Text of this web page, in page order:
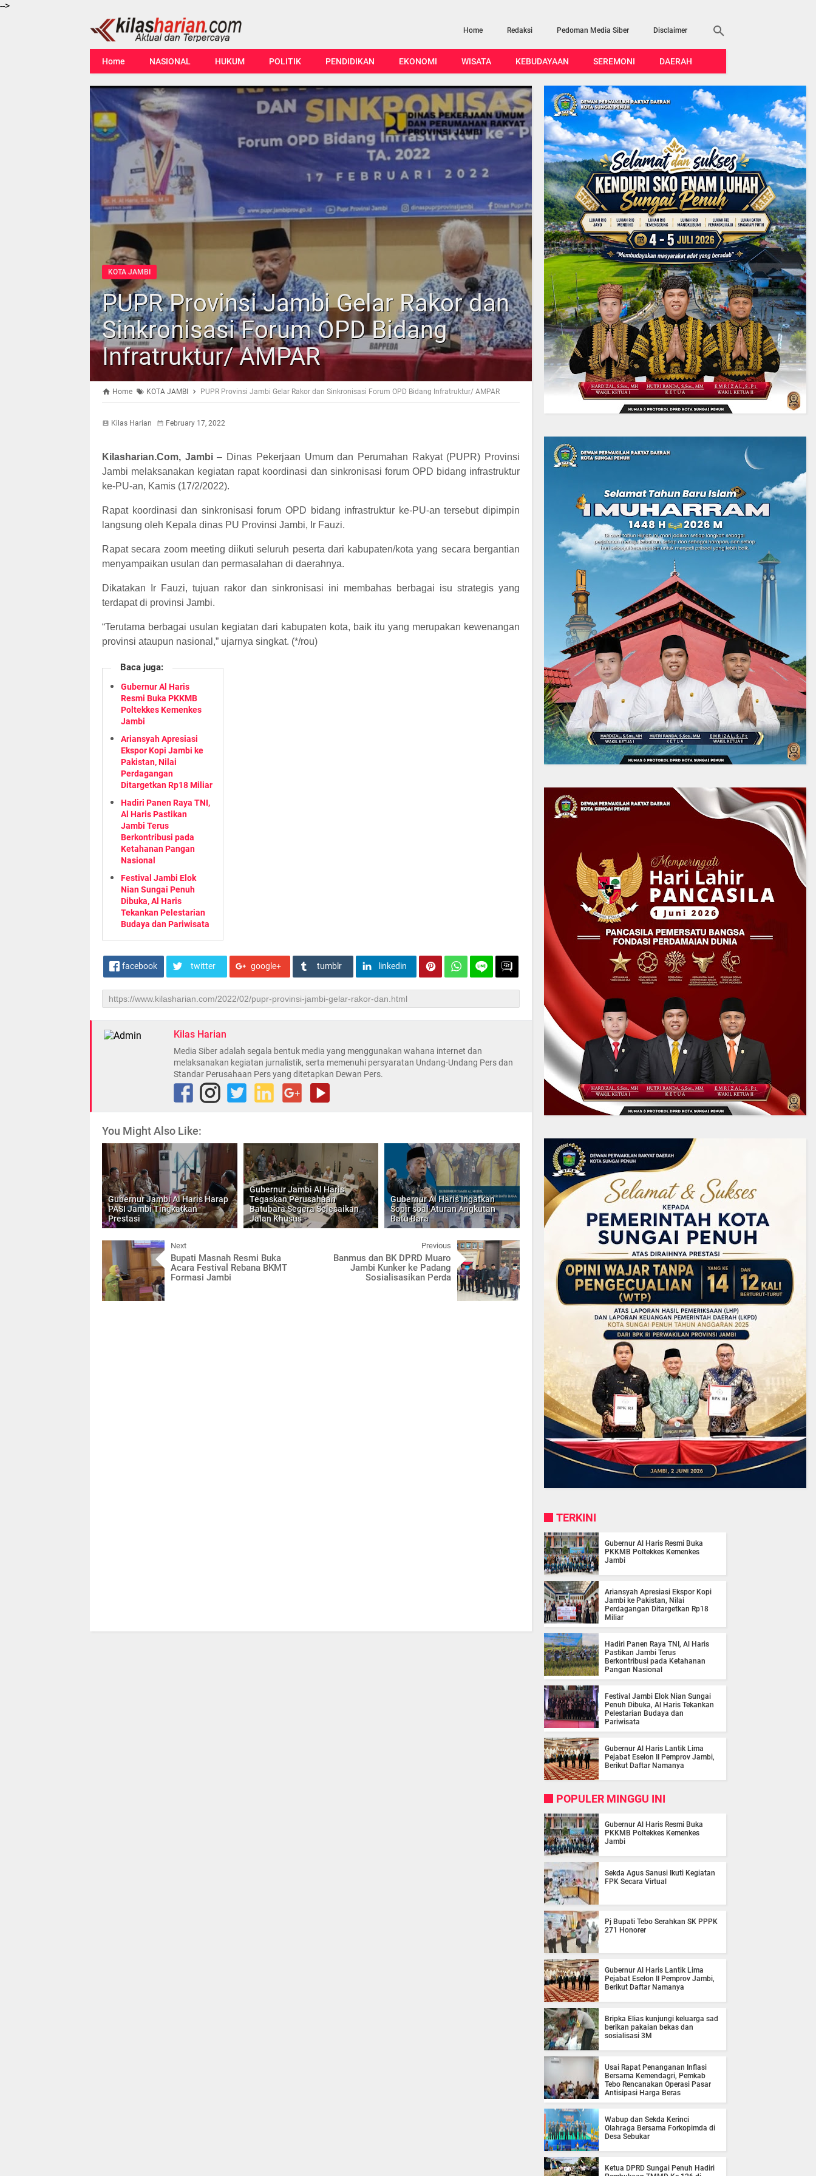
-->
Home Redaksi Pedoman Media Siber Disclaimer
Home NASIONAL HUKUM POLITIK PENDIDIKAN EKONOMI WISATA KEBUDAYAAN SEREMONI DAERAH
KOTA JAMBI
PUPR Provinsi Jambi Gelar Rakor dan
Sinkronisasi Forum OPD Bidang
Infratruktur/ AMPAR
Home KOTA JAMBI PUPR Provinsi Jambi Gelar Rakor dan Sinkronisasi Forum OPD Bidang Infratruktur/ AMPAR
Kilas Harian February 17, 2022
Kilasharian.Com, Jambi– Dinas Pekerjaan Umum dan Perumahan Rakyat (PUPR) Provinsi
Jambi melaksanakan kegiatan rapat koordinasi dan sinkronisasi forum OPD bidang infrastruktur
ke-PU-an, Kamis (17/2/2022).
Rapat koordinasi dan sinkronisasi forum OPD bidang infrastruktur ke-PU-an tersebut dipimpin
langsung oleh Kepala dinas PU Provinsi Jambi, Ir Fauzi.
Rapat secara zoom meeting diikuti seluruh peserta dari kabupaten/kota yang secara bergantian
menyampaikan usulan dan permasalahan di daerahnya.
Dikatakan Ir Fauzi, tujuan rakor dan sinkronisasi ini membahas berbagai isu strategis yang
terdapat di provinsi Jambi.
“Terutama berbagai usulan kegiatan dari kabupaten kota, baik itu yang merupakan kewenangan
provinsi ataupun nasional,” ujarnya singkat. (*/rou)
Baca juga:
Gubernur Al Haris
Resmi Buka PKKMB
Poltekkes Kemenkes
Jambi
Ariansyah Apresiasi
Ekspor Kopi Jambi ke
Pakistan, Nilai
Perdagangan
Ditargetkan Rp18 Miliar
Hadiri Panen Raya TNI,
Al Haris Pastikan
Jambi Terus
Berkontribusi pada
Ketahanan Pangan
Nasional
Festival Jambi Elok
Nian Sungai Penuh
Dibuka, Al Haris
Tekankan Pelestarian
Budaya dan Pariwisata
facebook twitter google+ tumblr linkedin
Kilas Harian
Media Siber adalah segala bentuk media yang menggunakan wahana internet dan
melaksanakan kegiatan jurnalistik, serta memenuhi persyaratan Undang-Undang Pers dan
Standar Perusahaan Pers yang ditetapkan Dewan Pers.
You Might Also Like:
Gubernur Jambi Al Haris Harap
PASI Jambi Tingkatkan
Prestasi
Gubernur Jambi Al Haris
Tegaskan Perusahaan
Batubara Segera Selesaikan
Jalan Khusus
Gubernur Al Haris Ingatkan
Sopir soal Aturan Angkutan
Batu Bara
Next
Bupati Masnah Resmi Buka
Acara Festival Rebana BKMT
Formasi Jambi
Previous
Banmus dan BK DPRD Muaro
Jambi Kunker ke Padang
Sosialisasikan Perda
TERKINI
Gubernur Al Haris Resmi Buka
PKKMB Poltekkes Kemenkes
Jambi
Ariansyah Apresiasi Ekspor Kopi
Jambi ke Pakistan, Nilai
Perdagangan Ditargetkan Rp18
Miliar
Hadiri Panen Raya TNI, Al Haris
Pastikan Jambi Terus
Berkontribusi pada Ketahanan
Pangan Nasional
Festival Jambi Elok Nian Sungai
Penuh Dibuka, Al Haris Tekankan
Pelestarian Budaya dan
Pariwisata
Gubernur Al Haris Lantik Lima
Pejabat Eselon II Pemprov Jambi,
Berikut Daftar Namanya
POPULER MINGGU INI
Gubernur Al Haris Resmi Buka
PKKMB Poltekkes Kemenkes
Jambi
Sekda Agus Sanusi Ikuti Kegiatan
FPK Secara Virtual
Pj Bupati Tebo Serahkan SK PPPK
271 Honorer
Gubernur Al Haris Lantik Lima
Pejabat Eselon II Pemprov Jambi,
Berikut Daftar Namanya
Bripka Elias kunjungi keluarga sad
berikan pakaian bekas dan
sosialisasi 3M
Usai Rapat Penanganan Inflasi
Bersama Kemendagri, Pemkab
Tebo Rencanakan Operasi Pasar
Antisipasi Harga Beras
Wabup dan Sekda Kerinci
Olahraga Bersama Forkopimda di
Desa Sebukar
Ketua DPRD Sungai Penuh Hadiri